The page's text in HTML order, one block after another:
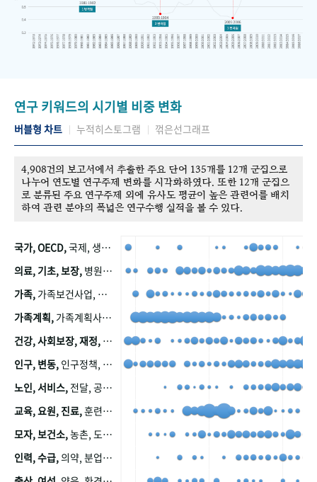
연구 키워드의 시기별 비중 변화
버블형 차트 누적히스토그램 꺾은선그래프
4,908건의 보고서에서 추출한 주요 단어 135개를 12개 군집으로
나누어 연도별 연구주제 변화를 시각화하였다. 또한 12개 군집으
로 분류된 주요 연구주제 외에 유사도 평균이 높은 관련어를 배치
하여 관련 분야의 폭넓은 연구수행 실적을 볼 수 있다.
국가, OECD,국제, 생산, 아시아, 태평양, 태평양지역, 참가
의료, 기초, 보장, 병원, 가정, 연금, 연계, 공적, 일본, 생활, 국민기초생활보장제도, 국민연금, 기금, 저소득층, 근로, 자활, 급여, 환자, 의료비, 모니터링, 한국복지패널, 소득, 지표, 빈곤, 노후, 장애인
가족, 가족보건사업, 산업, 친화, 전국, 출산력
가족계획, 가족계획사업, 가족계획사업평가, 한국가족계획사업, 피임, 보급, 부인, 자궁, 피임약
건강, 사회보장, 재정,
인구, 변동, 인구정책, 저출산, 고령사회, 고령화, 이동, 남북한, 지방자치단체, 컨설팅, 복지정책평가, 집, 사회개발
노인, 서비스, 전달, 공공, 보육, 수요, 공급, 사회서비스, 데이터, 보호, 요양, 아동, 예방, 청소년, 효율, 자원
교육, 요원, 진료,훈련, 보건요원, 마을, 마을건강사업, 보조원, 진료원, 보건진료원, 보건진료원교재
모자, 보건소,농촌, 도시, 금연, 농촌지역, 모자보건사업
인력, 수급,의약, 분업, 식품, 의약품, 의사, 안전